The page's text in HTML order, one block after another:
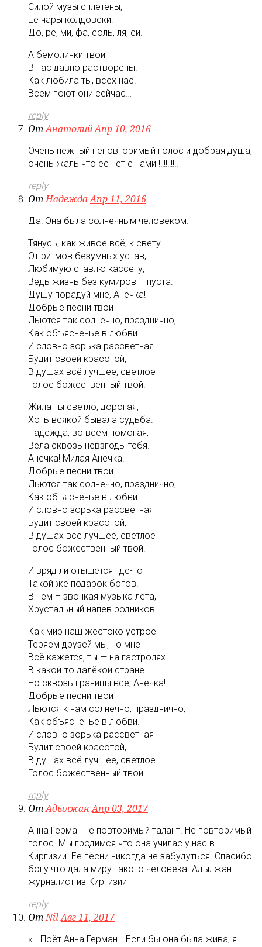
Силой музы сплетены,
Её чары колдовски:
До, ре, ми, фа, соль, ля, си.
А бемолинки твои
В нас давно растворены.
Как любила ты, всех нас!
Всем поют они сейчас…
reply
ОтАнатолийАпр 10, 2016
Очень нежный неповторимый голос и добрая душа,
очень жаль что её нет с нами !!!!!!!!!!!
reply
ОтНадеждаАпр 11, 2016
Да! Она была солнечным человеком.
Тянусь, как живое всё, к свету.
От ритмов безумных устав,
Любимую ставлю кассету,
Ведь жизнь без кумиров – пуста.
Душу порадуй мне, Анечка!
Добрые песни твои
Льются так солнечно, празднично,
Как объясненье в любви.
И словно зорька рассветная
Будит своей красотой,
В душах всё лучшее, светлое
Голос божественный твой!
Жила ты светло, дорогая,
Хоть всякой бывала судьба.
Надежда, во всём помогая,
Вела сквозь невзгоды тебя.
Анечка! Милая Анечка!
Добрые песни твои
Льются так солнечно, празднично,
Как объясненье в любви.
И словно зорька рассветная
Будит своей красотой,
В душах всё лучшее, светлое
Голос божественный твой!
И вряд ли отыщется где-то
Такой же подарок богов.
В нём – звонкая музыка лета,
Хрустальный напев родников!
Как мир наш жестоко устроен —
Теряем друзей мы, но мне
Всё кажется, ты — на гастролях
В какой-то далёкой стране.
Но сквозь границы все, Анечка!
Добрые песни твои
Льются к нам солнечно, празднично,
Как объясненье в любви.
И словно зорька рассветная
Будит своей красотой,
В душах всё лучшее, светлое
Голос божественный твой!
reply
ОтАдылжан Апр 03, 2017
Анна Герман не повторимый талант. Не повторимый
голос. Мы гродимся что она училас у нас в
Киргизии. Ее песни никогда не забудуться. Спасибо
богу что дала миру такого человека. Адылжан
журналист из Киргизии
reply
ОтNilАвг 11, 2017
«… Поёт Анна Герман… Если бы она была жива, я